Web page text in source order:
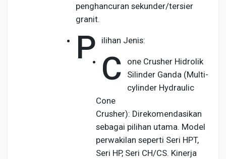
penghancuran sekunder/tersier
granit.
P ilihan Jenis:
C
one Crusher Hidrolik
Silinder Ganda (Multi-
cylinder Hydraulic
Cone
Crusher): Direkomendasikan
sebagai pilihan utama. Model
perwakilan seperti Seri HPT,
Seri HP, Seri CH/CS. Kinerja